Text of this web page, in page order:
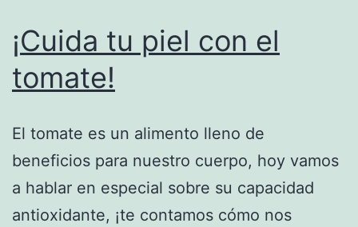
¡Cuida tu piel con el
tomate!
El tomate es un alimento lleno de
beneficios para nuestro cuerpo, hoy vamos
a hablar en especial sobre su capacidad
antioxidante, ¡te contamos cómo nos